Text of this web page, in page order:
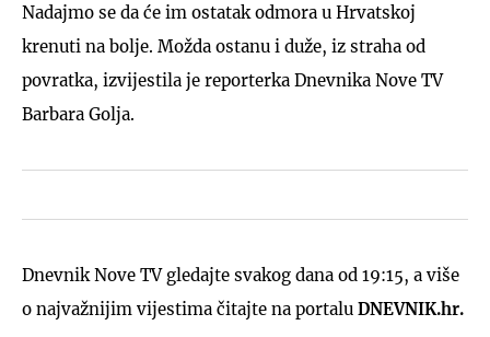
Nadajmo se da će im ostatak odmora u Hrvatskoj
krenuti na bolje. Možda ostanu i duže, iz straha od
povratka, izvijestila je reporterka Dnevnika Nove TV
Barbara Golja.
Dnevnik Nove TV gledajte svakog dana od 19:15, a više
o najvažnijim vijestima čitajte na portalu DNEVNIK.hr.